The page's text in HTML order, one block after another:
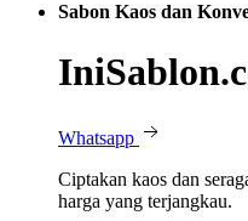
Sabon Kaos dan
Whatsapp
Ciptakan kaos dan
harga yang terjangkau.